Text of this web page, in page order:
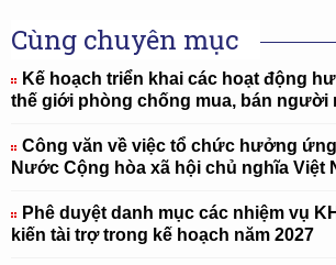
Cùng chuyên mục
Kế hoạch triển khai các hoạt động
thế giới phòng chống mua, bán người
Công văn về việc tổ chức hưởng
Nước Cộng hòa xã hội chủ nghĩa Việt
Phê duyệt danh mục các nhiệm vụ
kiến tài trợ trong kế hoạch năm 2027